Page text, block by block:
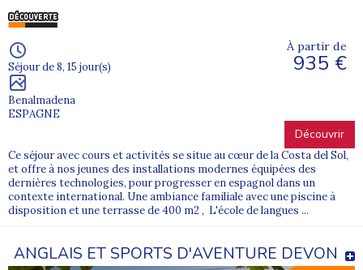
Séjour de 8, 15 jour(s)
Benalmadena
ESPAGNE
À partir de
935 €
Découvrir
Ce séjour avec cours et activités se situe au cœur de la Costa del Sol,
et offre à nos jeunes des installations modernes équipées des
dernières technologies, pour progresser en espagnol dans un
contexte international. Une ambiance familiale avec une piscine à
disposition et une terrasse de 400 m2 , L'école de langues ...
ANGLAIS ET SPORTS D'AVENTURE DEVON